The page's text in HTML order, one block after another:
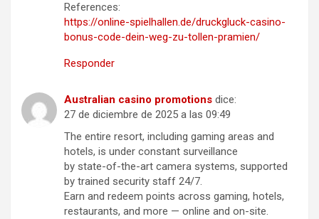
References:
https://online-spielhallen.de/druckgluck-casino-
bonus-code-dein-weg-zu-tollen-pramien/
Responder
Australian casino promotions dice:
27 de diciembre de 2025 a las 09:49
The entire resort, including gaming areas and
hotels, is under constant surveillance
by state-of-the-art camera systems, supported
by trained security staff 24/7.
Earn and redeem points across gaming, hotels,
restaurants, and more — online and on-site.